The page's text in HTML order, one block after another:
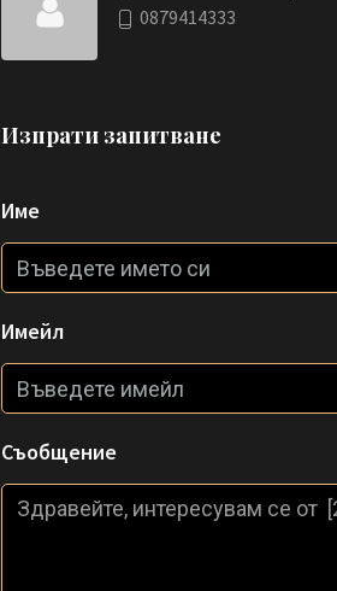
0879414333
Изпрати запитване
Име
Имейл
Съобщение